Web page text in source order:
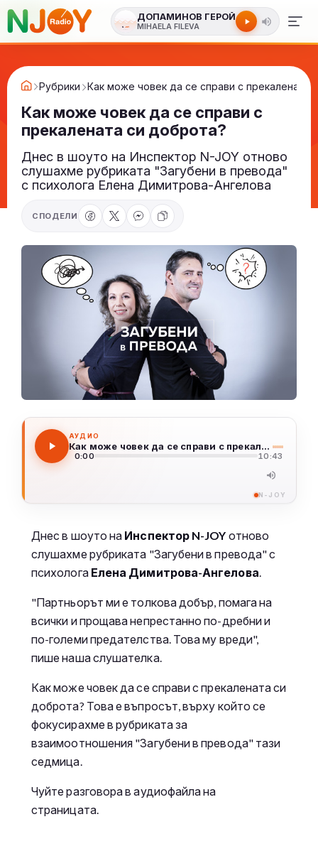
ДОПАМИНОВ ГЕРОЙ
MIHAELA FILEVA
Рубрики Как може човек да се справи с прекалената
Как може човек да се справи с
прекалената си доброта?
Днес в шоуто на Инспектор N-JOY отново
слушахме рубриката "Загубени в превода"
с психолога Елена Димитрова-Ангелова
СПОДЕЛИ
АУДИО
Как може човек да се справи с прекалената си доброта?
0:00 10:43
N-JOY
Днес в шоуто на Инспектор N-JOY отново
слушахме рубриката "Загубени в превода" с
психолога Елена Димитрова-Ангелова.
"Партньорът ми е толкова добър, помага на
всички и прощава непрестанно по-дребни и
по-големи предателства. Това му вреди",
пише наша слушателка.
Как може човек да се справи с прекалената си
доброта? Това е въпросът, върху който се
фокусирахме в рубриката за
взаимоотношения "Загубени в превода" тази
седмица.
Чуйте разговора в аудиофайла на
страницата.